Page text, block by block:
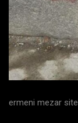
ermeni mezar